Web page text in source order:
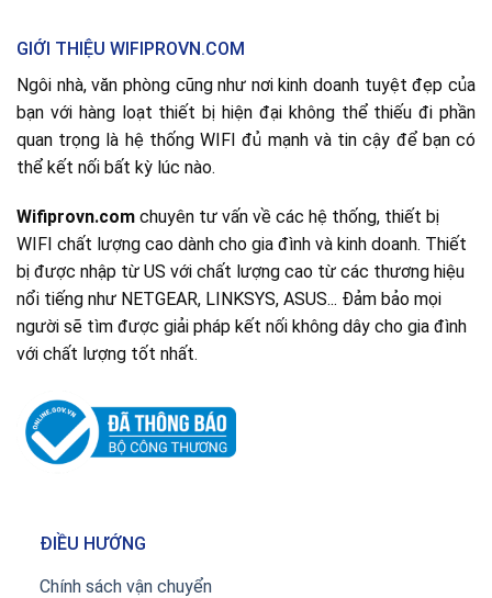
GIỚI THIỆU WIFIPROVN.COM
Ngôi nhà, văn phòng cũng như nơi kinh doanh tuyệt đẹp của
bạn với hàng loạt thiết bị hiện đại không thể thiếu đi phần
quan trọng là hệ thống WIFI đủ mạnh và tin cậy để bạn có
thể kết nối bất kỳ lúc nào.
Wifiprovn.com chuyên tư vấn về các hệ thống, thiết bị
WIFI chất lượng cao dành cho gia đình và kinh doanh. Thiết
bị được nhập từ US với chất lượng cao từ các thương hiệu
nổi tiếng như NETGEAR, LINKSYS, ASUS... Đảm bảo mọi
người sẽ tìm được giải pháp kết nối không dây cho gia đình
với chất lượng tốt nhất.
ĐIỀU HƯỚNG
Chính sách vận chuyển